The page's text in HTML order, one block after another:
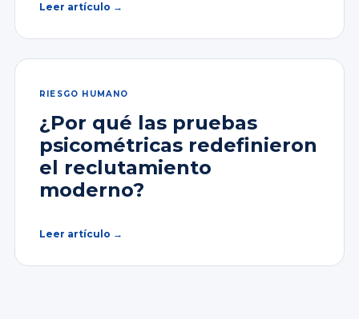
Leer artículo →
RIESGO HUMANO
¿Por qué las pruebas
psicométricas redefinieron
el reclutamiento
moderno?
Leer artículo →